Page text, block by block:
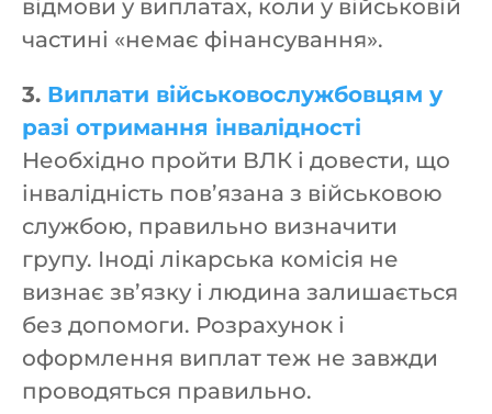
відмови у виплатах, коли у військовій
частині «немає фінансування».
3. Виплати військовослужбовцям у
разі отримання інвалідності
Необхідно пройти ВЛК і довести, що
інвалідність пов’язана з військовою
службою, правильно визначити
групу. Іноді лікарська комісія не
визнає зв’язку і людина залишається
без допомоги. Розрахунок і
оформлення виплат теж не завжди
проводяться правильно.